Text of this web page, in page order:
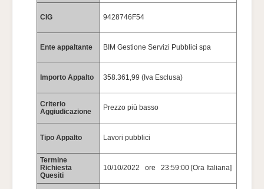
CIG 9428746F54
Ente appaltante BIM Gestione Servizi Pubblici spa
Importo Appalto 358.361,99 (Iva Esclusa)
Criterio
Aggiudicazione
Prezzo più basso
Tipo Appalto Lavori pubblici
Termine
Richiesta
Quesiti
10/10/2022 ore 23:59:00 [Ora Italiana]